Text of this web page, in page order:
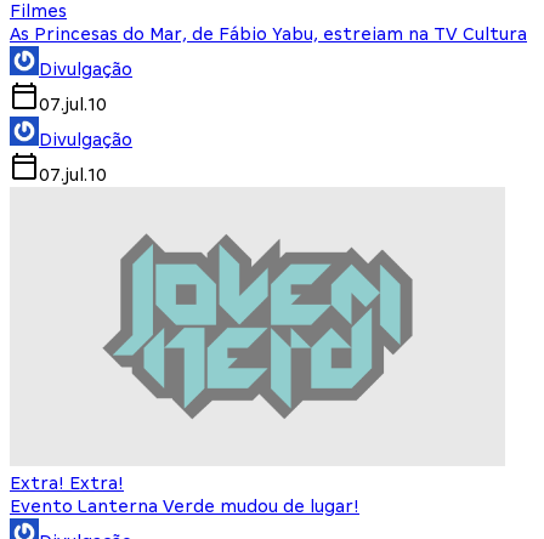
Filmes
As Princesas do Mar, de Fábio Yabu, estreiam na TV Cultura
Divulgação
07.jul.10
Divulgação
07.jul.10
Extra! Extra!
Evento Lanterna Verde mudou de lugar!